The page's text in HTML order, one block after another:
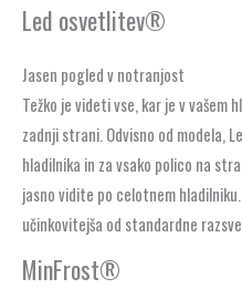
Led osvetlitev®
Jasen pogled v notranjost
Težko je videti vse, kar je v vašem
zadnji strani. Odvisno od modela,
hladilnika in za vsako polico na
jasno vidite po celotnem
učinkovitejša od standardne
MinFrost®